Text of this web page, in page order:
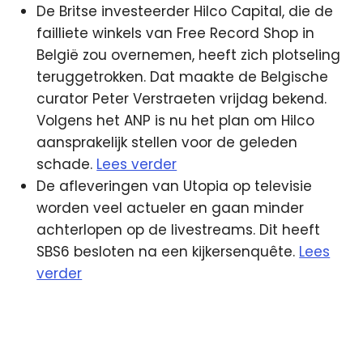
De Britse investeerder Hilco Capital, die de
failliete winkels van Free Record Shop in
België zou overnemen, heeft zich plotseling
teruggetrokken. Dat maakte de Belgische
curator Peter Verstraeten vrijdag bekend.
Volgens het ANP is nu het plan om Hilco
aansprakelijk stellen voor de geleden
schade. Lees verder
De afleveringen van Utopia op televisie
worden veel actueler en gaan minder
achterlopen op de livestreams. Dit heeft
SBS6 besloten na een kijkersenquête. Lees
verder